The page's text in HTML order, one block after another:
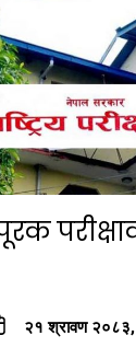
२१ श्रावण २०८३,